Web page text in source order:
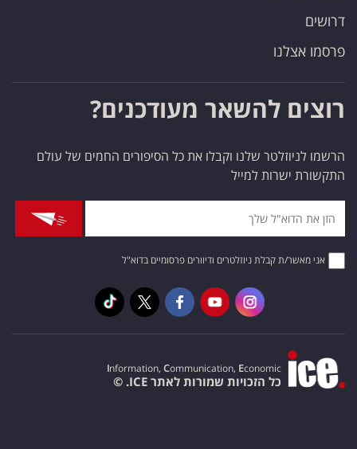
דרושים
פרסמו אצלנו
רוצים להשאר מעודכנים?
הרשמו לניוזלטר שלנו וקבלו את כל הסיפורים החמים של עולם
התקשורת ישרות למייל
אני מאשר/ת קבלת ניוזלטרים ודיוורים פרסומיים בדוא"ל
Information, Communication, Economic
כל הזכויות שמורות לאתר ICE. ©